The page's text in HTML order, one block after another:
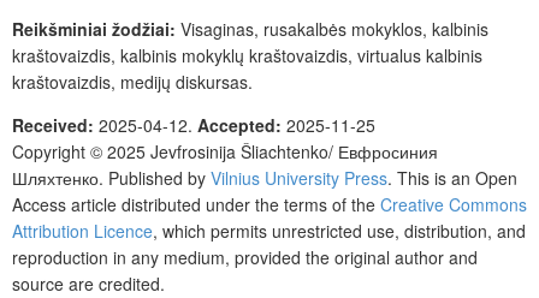
Reikšminiai žodžiai: Visaginas, rusakalbės mokyklos, kalbinis
kraštovaizdis, kalbinis mokyklų kraštovaizdis, virtualus kalbinis
kraštovaizdis, medijų diskursas.
Received: 2025-04-12. Accepted: 2025-11-25
Copyright © 2025 Jevfrosinija Šliachtenko/ Евфросиния
Шляхтенко. Published by Vilnius University Press. This is an Open
Access article distributed under the terms of the Creative Commons
Attribution Licence, which permits unrestricted use, distribution, and
reproduction in any medium, provided the original author and
source are credited.